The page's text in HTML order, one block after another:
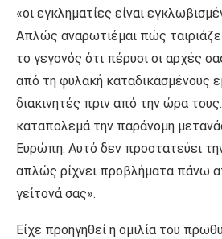
«οι εγκληματίες είναι
Απλώς αναρωτιέμαι πώς
το γεγονός ότι πέρυσι οι αρχές
από τη φυλακή καταδικασμένους
διακινητές πριν από την ώρα
καταπολεμά την παράνομη
Ευρώπη. Αυτό δεν προστατεύει
απλώς ρίχνει προβλήματα πάνω
γείτονά σας».
Είχε προηγηθεί η ομιλία του